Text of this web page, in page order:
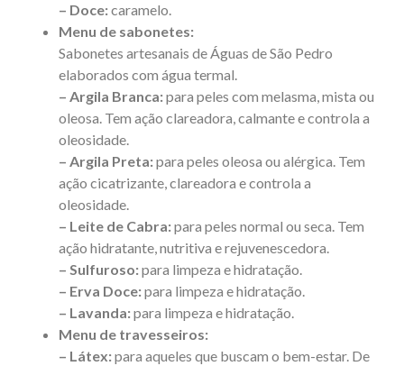
– Doce:caramelo.
Menu de sabonetes:
Sabonetes artesanais de Águas de São Pedro
elaborados com água termal.
– Argila Branca:para peles com melasma, mista ou
oleosa. Tem ação clareadora, calmante e controla a
oleosidade.
– Argila Preta:para peles oleosa ou alérgica. Tem
ação cicatrizante, clareadora e controla a
oleosidade.
– Leite de Cabra:para peles normal ou seca. Tem
ação hidratante, nutritiva e rejuvenescedora.
– Sulfuroso:para limpeza e hidratação.
– Erva Doce:para limpeza e hidratação.
– Lavanda:para limpeza e hidratação.
Menu de travesseiros:
– Látex:para aqueles que buscam o bem-estar. De